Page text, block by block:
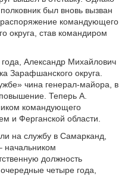
был вновь вызван
командующего
округа, став командиром
Александр Михайлович
Зарафшанского округа.
чина генерал-майора, в
Теперь А.
командующего
и Ферганской области.
на службу в Самарканд,
начальником
должность
четыре года,